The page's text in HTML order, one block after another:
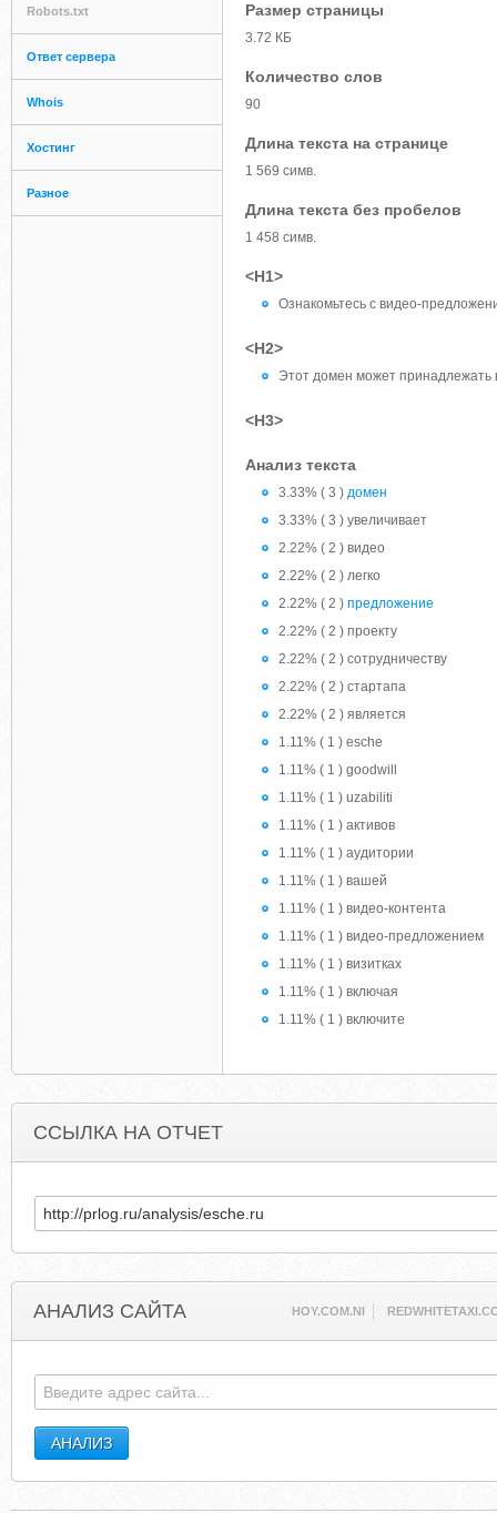
Robots.txt
Ответ сервера
Whois
Хостинг
Разное
Размер страницы
3.72 КБ
Количество слов
90
Длина текста на странице
1 569 симв.
Длина текста без пробелов
1 458 симв.
<H1>
Ознакомьтесь с видео-
<H2>
Этот домен может
<H3>
Анализ текста
3.33% ( 3 ) домен
3.33% ( 3 ) увеличивает
2.22% ( 2 ) видео
2.22% ( 2 ) легко
2.22% ( 2 ) предложение
2.22% ( 2 ) проекту
2.22% ( 2 ) сотрудничеству
2.22% ( 2 ) стартапа
2.22% ( 2 ) является
1.11% ( 1 ) esche
1.11% ( 1 ) goodwill
1.11% ( 1 ) uzabiliti
1.11% ( 1 ) активов
1.11% ( 1 ) аудитории
1.11% ( 1 ) вашей
1.11% ( 1 ) видео-контента
1.11% ( 1 ) видео-предложением
1.11% ( 1 ) визитках
1.11% ( 1 ) включая
1.11% ( 1 ) включите
ССЫЛКА НА ОТЧЕТ
АНАЛИЗ САЙТА HOY.COM.NI